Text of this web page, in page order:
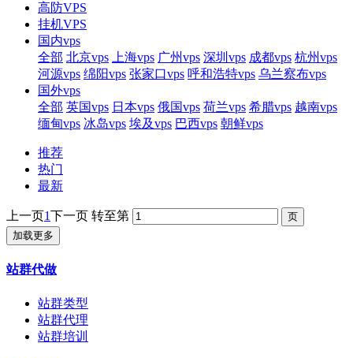
高防VPS
挂机VPS
国内vps
全部 北京vps 上海vps 广州vps 深圳vps 成都vps 杭州vps
河源vps 绵阳vps 张家口vps 呼和浩特vps 乌兰察布vps
国外vps
全部 英国vps 日本vps 俄国vps 荷兰vps 希腊vps 越南vps
缅甸vps 冰岛vps 埃及vps 巴西vps 朝鲜vps
推荐
热门
最新
上一页1下一页 转至第
加载更多
站群代做
站群类型
站群代理
站群培训